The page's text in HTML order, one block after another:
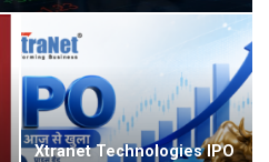
Xtranet Technologies IPO